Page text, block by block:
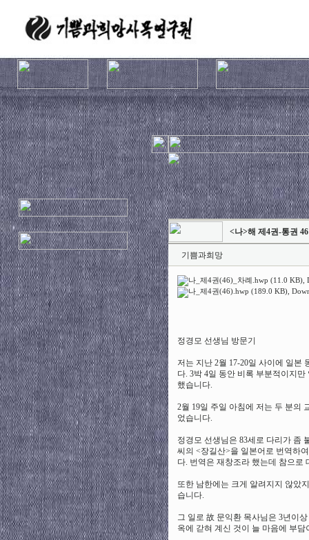
인
천
출
장
안
마
출
장
마
사
지
출
장
안
마
바
나
나
출
장
안
마
블
로
그
<나>해 제4권-통권
기쁨과희망
나_제4권(46)_차례.hwp (11.0 KB)
나_제4권(46).hwp (189.0 KB),
정경모 선생님 방문기
저는 지난 2월 17-20일 사이에 일본
다. 3박 4일 동안 비록 부분적이지
했습니다.
2월 19일 주일 아침에 저는 두 분의
었습니다.
정경모 선생님은 83세로 다리가 좀
씨의 <장길산>을 일본어로 번역하
다. 번역은 재창조라 했는데 참으로
또한 남한에는 크게 알려지지 않았
습니다.
그 일로 故 문익환 목사님은 3년이
옥에 갇혀 계신 것이 늘 마음에 부